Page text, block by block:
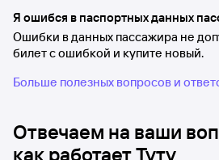
Я ошибся в паспортных данных
Ошибки в данных пассажира не
билет с ошибкой и купите новый.
Больше полезных вопросов и
Отвечаем на ваши
как работает Туту